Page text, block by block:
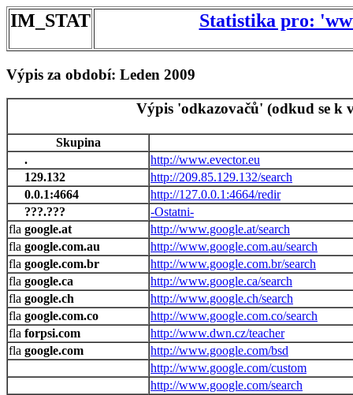
IM_STAT Statistika pro:
Výpis za období: Leden 2009
Výpis 'odkazovačů' (odkud se k
Skupina
.
http://www.evector.eu
129.132
http://209.85.129.132/search
0.0.1:4664
http://127.0.0.1:4664/redir
???.???
-Ostatni-
google.at
http://www.google.at/search
google.com.au
http://www.google.com.au/search
google.com.br
http://www.google.com.br/search
google.ca
http://www.google.ca/search
google.ch
http://www.google.ch/search
google.com.co
http://www.google.com.co/search
forpsi.com
http://www.dwn.cz/teacher
google.com
http://www.google.com/bsd
http://www.google.com/custom
http://www.google.com/search